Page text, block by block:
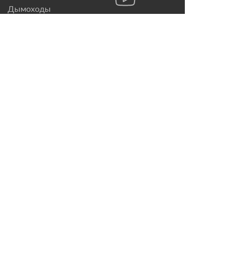
Дымоходы